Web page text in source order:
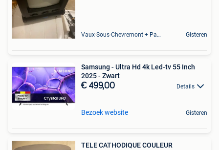
Vaux-Sous-Chevremont + Partie De Chenee Gisteren
Samsung - Ultra Hd 4k Led-tv 55 Inch
2025 - Zwart
€ 499,00 Details
Bezoek website Gisteren
TELE CATHODIQUE COULEUR